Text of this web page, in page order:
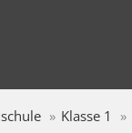
Klasse 1